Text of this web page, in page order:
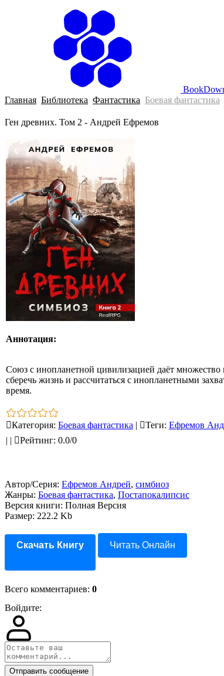
Главная Библиотека Фантастика Боевая фантастика
Ген древних. Том 2 - Андрей Ефремов
Аннотация:
Союз с инопланетной цивилизацией даёт множество
сберечь жизнь и рассчитаться с инопланетными
время.
Категория: Боевая фантастика | Теги: Ефремов
| | Рейтинг: 0.0/0
Автор/Серия: Ефремов Андрей, симбиоз
Жанры: Боевая фантастика, Постапокалипсис
Версия книги: Полная Версия
Размер: 222.2 Kb
Скачать Книгу Читать Онлайн
Всего комментариев: 0
Войдите:
Отправить сообщение